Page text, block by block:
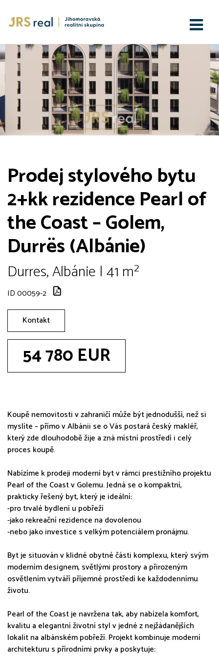
Prodej stylového bytu
2+kk rezidence Pearl of
the Coast – Golem,
Durrës (Albánie)
Durres, Albánie | 41 m²
ID 00059-2
Kontakt
54 780 EUR
Koupě nemovitosti v zahraničí může být jednodušší, než si
myslíte – přímo v Albánii se o Vás postará český makléř,
který zde dlouhodobě žije a zná místní prostředí i celý
proces koupě.
Nabízíme k prodeji moderní byt v rámci prestižního projektu
Pearl of the Coast v Golemu. Jedná se o kompaktní,
prakticky řešený byt, který je ideální:
-pro trvalé bydlení u pobřeží
-jako rekreační rezidence na dovolenou
-nebo jako investice s velkým potenciálem pronájmu.
Byt je situován v klidné obytné části komplexu, který svým
moderním designem, světlými prostory a přirozeným
osvětlením vytváří příjemné prostředí ke každodennímu
životu.
Pearl of the Coast je navržena tak, aby nabízela komfort,
kvalitu a elegantní životní styl v jedné z nejžádanějších
lokalit na albánském pobřeží. Projekt kombinuje moderní
architekturu s přírodními prvky a poskytuje: